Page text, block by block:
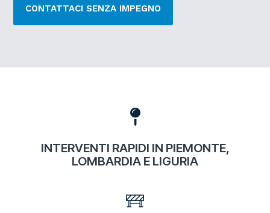
CONTATTACI SENZA IMPEGNO
INTERVENTI RAPIDI IN PIEMONTE,
LOMBARDIA E LIGURIA
OPPURE CONTATTACI SU WHATSAPP